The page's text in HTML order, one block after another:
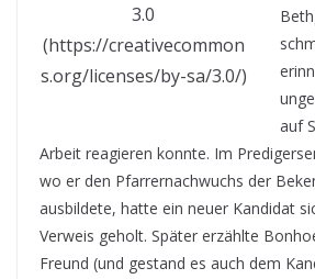
3.0
(https://creativecommon
s.org/licenses/by-sa/3.0/)
auf
Arbeit reagieren konnte. Im
wo er den Pfarrernachwuchs der
ausbildete, hatte ein neuer Kandidat
Verweis geholt. Später erzählte
Freund (und gestand es auch dem